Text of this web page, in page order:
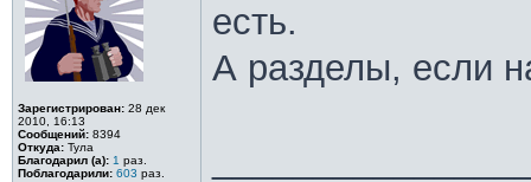
Зарегистрирован: 28 дек
2010, 16:13
Сообщений: 8394
Откуда: Тула
Благодарил (а): 1 раз.
Поблагодарили: 603 раз.
есть.
А разделы, если